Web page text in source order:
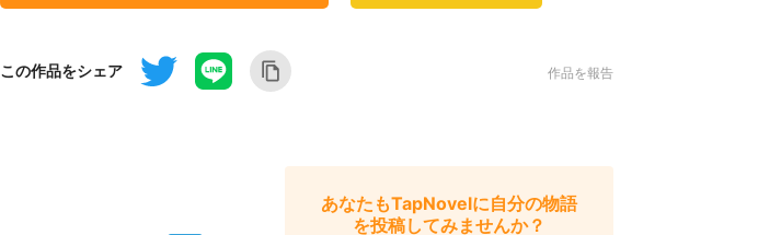
この作品をシェア 作品を報告
あなたもTapNovelに自分の物語
を投稿してみませんか？